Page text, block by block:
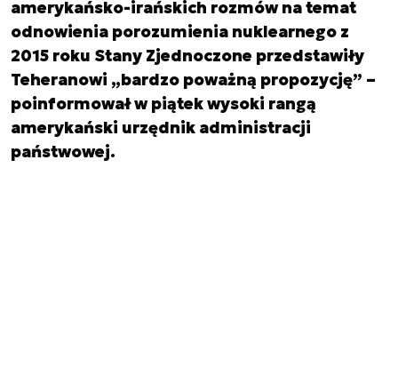
amerykańsko-irańskich rozmów na temat
odnowienia porozumienia nuklearnego z
2015 roku Stany Zjednoczone przedstawiły
Teheranowi „bardzo poważną propozycję” –
poinformował w piątek wysoki rangą
amerykański urzędnik administracji
państwowej.